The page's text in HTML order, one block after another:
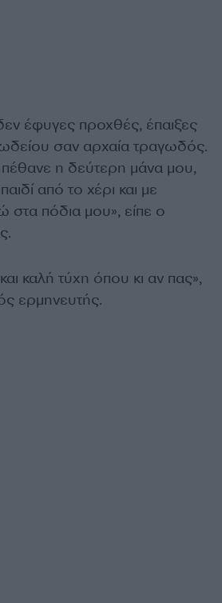
έφυγες προχθές, έπαιξες
σαν αρχαία τραγωδός.
η δεύτερη μάνα μου,
από το χέρι και με
πόδια μου», είπε ο
καλή τύχη όπου κι αν πας»,
ερμηνευτής.